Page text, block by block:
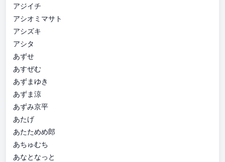
アジイチ
アシオミマサト
アシズキ
アシタ
あずせ
あすぜむ
あずまゆき
あずま涼
あずみ京平
あたげ
あたためめ郎
あちゅむち
あなとなっと